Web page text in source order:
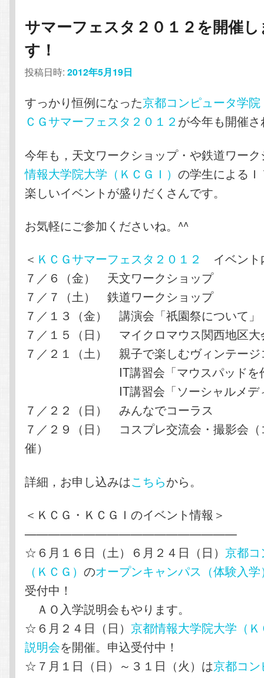
サマーフェスタ２０１２を開催し
す！
投稿日時:2012年5月19日
すっかり恒例になった京都コンピュータ学
ＣＧサマーフェスタ２０１２ が今年も開催
今年も，天文ワークショップ・や鉄道ワー
情報大学院大学（ＫＣＧＩ）の学生による
楽しいイベントが盛りだくさんです。
お気軽にご参加くださいね。^^
＜ ＫＣＧサマーフェスタ２０１２
イベント
７／６（金） 天文ワークショップ
７／７（土） 鉄道ワークショップ
７／１３（金） 講演会「祇園祭について」
７／１５（日） マイクロマウス関西地区大
７／２１（土） 親子で楽しむヴィンテージ
IT講習会「マウスパッドを作
IT講習会「ソーシャルメディ
７／２２（日） みんなでコーラス
７／２９（日） コスプレ交流会・撮影会（
催）
詳細，お申し込みはこちらから。
＜ＫＣＧ・ＫＣＧＩのイベント情報＞
——————————————————
☆６月１６日（土）６月２４日（日） 京都
（ＫＣＧ）のオープンキャンパス（体験入学
受付中！
ＡＯ入学説明会もやります。
☆６月２４日（日） 京都情報大学院大学（
説明会を開催。申込受付中！
☆７月１日（日）～３１日（火）は京都コ